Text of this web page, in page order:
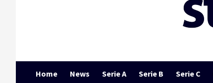
Home News Serie A Serie B Serie C